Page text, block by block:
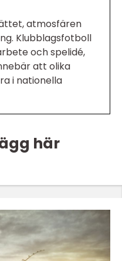
atmosfären
Klubblagsfotboll
och spelidé,
att olika
i nationella
här